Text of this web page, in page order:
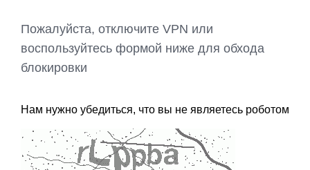
Пожалуйста, отключите VPN или
воспользуйтесь формой ниже для обхода
блокировки
Нам нужно убедиться, что вы не являетесь роботом